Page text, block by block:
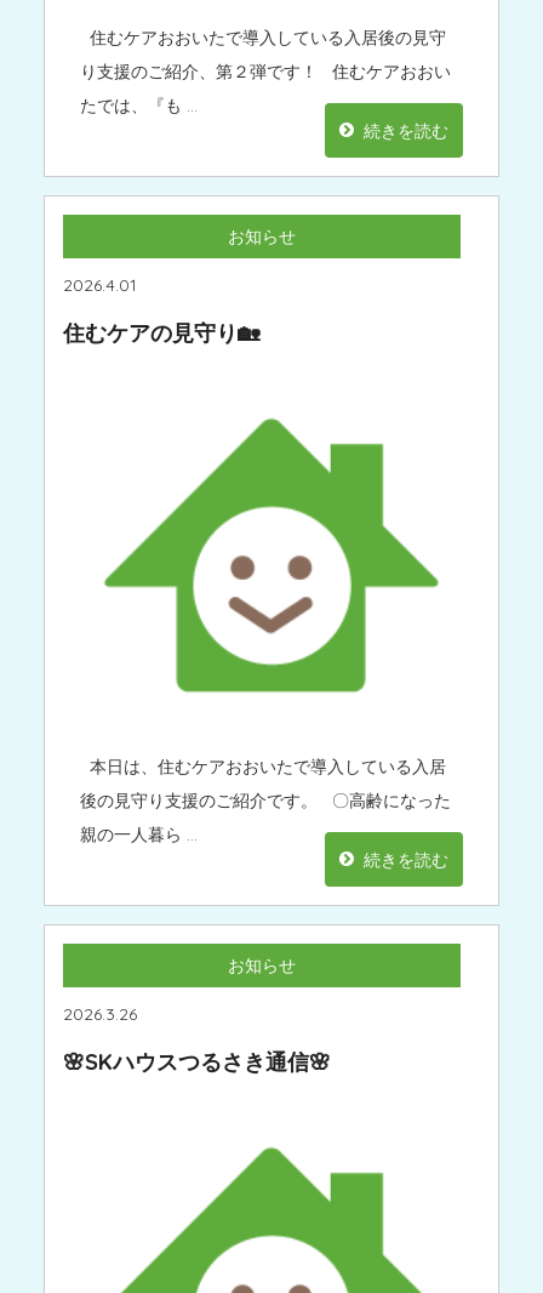
住むケアおおいたで導入している入居後の見守
り支援のご紹介、第２弾です！ 住むケアおおい
たでは、『も …
続きを読む
お知らせ
2026.4.01
住むケアの見守り🏡
本日は、住むケアおおいたで導入している入居
後の見守り支援のご紹介です。 〇高齢になった
親の一人暮ら …
続きを読む
お知らせ
2026.3.26
🌸SKハウスつるさき通信🌸